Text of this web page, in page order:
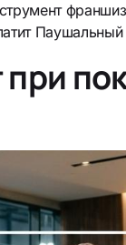
Паушальный